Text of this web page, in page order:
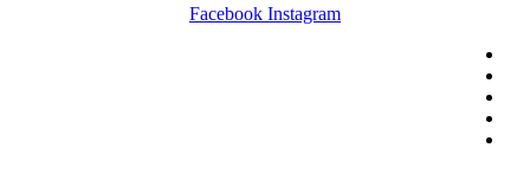
Facebook Instagram